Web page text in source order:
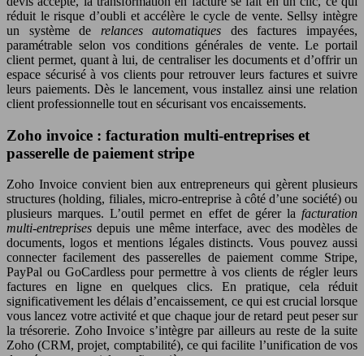
réduit le risque d’oubli et accélère le cycle de vente. Sellsy intègre
un système de relances automatiques des factures impayées,
paramétrable selon vos conditions générales de vente. Le portail
client permet, quant à lui, de centraliser les documents et d’offrir un
espace sécurisé à vos clients pour retrouver leurs factures et suivre
leurs paiements. Dès le lancement, vous installez ainsi une relation
client professionnelle tout en sécurisant vos encaissements.
Zoho invoice : facturation multi-entreprises et
passerelle de paiement stripe
Zoho Invoice convient bien aux entrepreneurs qui gèrent plusieurs
structures (holding, filiales, micro-entreprise à côté d’une société) ou
plusieurs marques. L’outil permet en effet de gérer la facturation
multi-entreprises depuis une même interface, avec des modèles de
documents, logos et mentions légales distincts. Vous pouvez aussi
connecter facilement des passerelles de paiement comme Stripe,
PayPal ou GoCardless pour permettre à vos clients de régler leurs
factures en ligne en quelques clics. En pratique, cela réduit
significativement les délais d’encaissement, ce qui est crucial lorsque
vous lancez votre activité et que chaque jour de retard peut peser sur
la trésorerie. Zoho Invoice s’intègre par ailleurs au reste de la suite
Zoho (CRM, projet, comptabilité), ce qui facilite l’unification de vos